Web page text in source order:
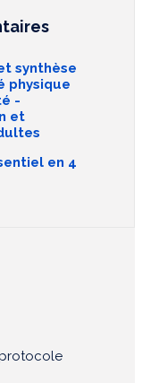
synthèse
physique
-
et
en 4